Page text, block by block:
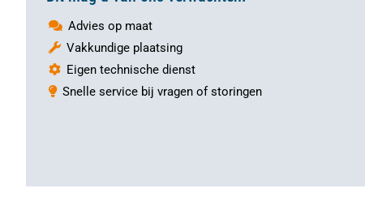
Advies op maat
Vakkundige plaatsing
Eigen technische dienst
Snelle service bij vragen of storingen